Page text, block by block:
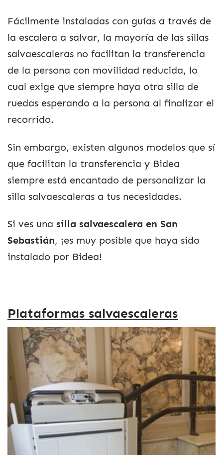
Fácilmente instaladas con guías a través de
la escalera a salvar, la mayoría de las sillas
salvaescaleras no facilitan la transferencia
de la persona con movilidad reducida, lo
cual exige que siempre haya otra silla de
ruedas esperando a la persona al finalizar el
recorrido.
Sin embargo, existen algunos modelos que sí
que facilitan la transferencia y Bidea
siempre está encantado de personalizar la
silla salvaescaleras a tus necesidades.
Si ves una silla salvaescalera en San
Sebastián, ¡es muy posible que haya sido
instalado por Bidea!
Plataformas salvaescaleras